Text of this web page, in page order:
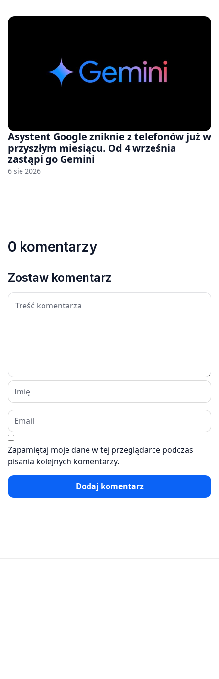
Asystent Google zniknie z telefonów już w
przyszłym miesiącu. Od 4 września
zastąpi go Gemini
6 sie 2026
0 komentarzy
Zostaw komentarz
Zapamiętaj moje dane w tej przeglądarce podczas
pisania kolejnych komentarzy.
Dodaj komentarz